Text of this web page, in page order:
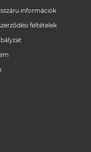
információk
feltételek